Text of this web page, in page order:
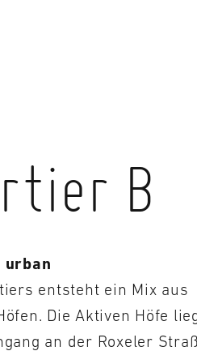
B
urban
entsteht ein Mix aus
Die Aktiven Höfe
an der Roxeler